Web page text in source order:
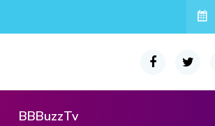
BBBuzzTv